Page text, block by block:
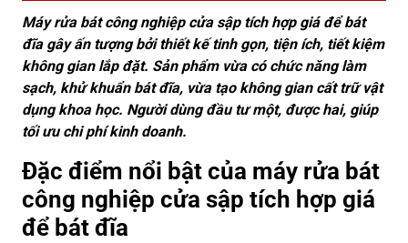
Máy rửa bát công nghiệp cửa sập tích hợp giá để bát
đĩa gây ấn tượng bởi thiết kế tinh gọn, tiện ích, tiết kiệm
không gian lắp đặt. Sản phẩm vừa có chức năng làm
sạch, khử khuẩn bát đĩa, vừa tạo không gian cất trữ vật
dụng khoa học. Người dùng đầu tư một, được hai, giúp
tối ưu chi phí kinh doanh.
Đặc điểm nổi bật của máy rửa bát
công nghiệp cửa sập tích hợp giá
để bát đĩa